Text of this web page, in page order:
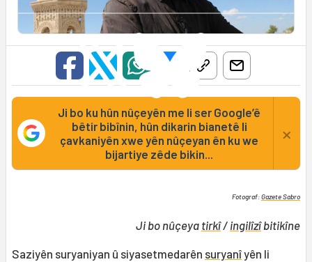
Ji bo ku hûn nûçeyên me li ser Google’ê
bêtir bibînin, hûn dikarin bianetê li
çavkaniyên xwe yên nûçeyan ên ku we
bijartiye zêde bikin...
×
Fotograf:Gazete Sabro
Ji bo nûçeya tirkî/ ingilîzîbitikîne
Saziyên suryaniyan û siyasetmedarên suryanîyên li